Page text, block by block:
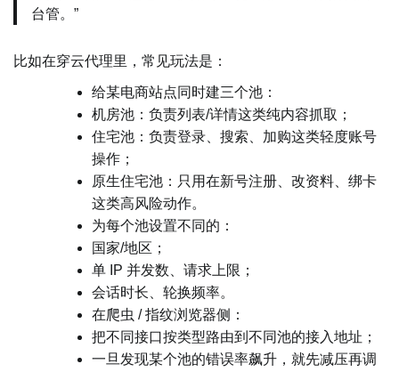
台管。”
比如在穿云代理里，常见玩法是：
给某电商站点同时建三个池：
机房池：负责列表/详情这类纯内容抓取；
住宅池：负责登录、搜索、加购这类轻度账号
操作；
原生住宅池：只用在新号注册、改资料、绑卡
这类高风险动作。
为每个池设置不同的：
国家/地区；
单 IP 并发数、请求上限；
会话时长、轮换频率。
在爬虫 / 指纹浏览器侧：
把不同接口按类型路由到不同池的接入地址；
一旦发现某个池的错误率飙升，就先减压再调